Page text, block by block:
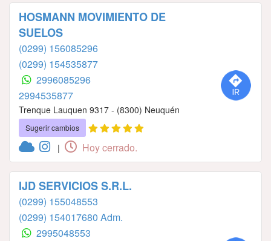
HOSMANN MOVIMIENTO DE
SUELOS
(0299) 156085296
(0299) 154535877
2996085296
2994535877
Trenque Lauquen 9317 - (8300) Neuquén
Sugerir cambios
| Hoy cerrado.
IJD SERVICIOS S.R.L.
(0299) 155048553
(0299) 154017680 Adm.
2995048553